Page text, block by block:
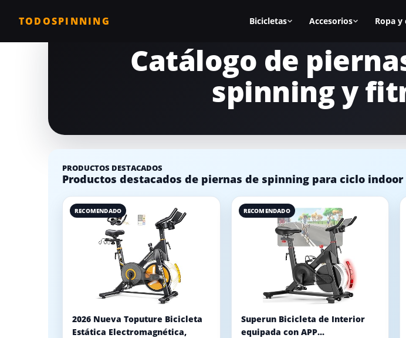
TODOSPINNING Bicicletas
Todas las bicicletas
Bicicleta profesional
Bicicletas baratas
Bicicletas para casa
Comparativa de bicicletas
Accesorios
Todos los accesorios
Accesorios para la bici
Ropa y
Zapatillas spinning
Zapatillas mujer
Zapatillas hombre
Cómo elegir
Marcas de calzado
Catálogo de
spinning y
PRODUCTOS DESTACADOS
Productos destacados de piernas de spinning para ciclo indoor
RECOMENDADO
2026 Nueva Toputure Bicicleta
Estática Electromagnética,
RECOMENDADO
Superun Bicicleta de Interior
equipada con APP...